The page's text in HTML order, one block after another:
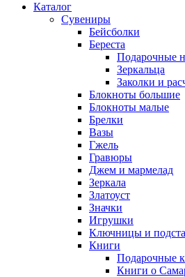
Каталог
Сувениры
Бейсболки
Береста
Подарочные
Зеркальца
Заколки и
Блокноты большие
Блокноты малые
Брелки
Вазы
Гжель
Гравюры
Джем и мармелад
Зеркала
Златоуст
Значки
Игрушки
Ключницы и
Книги
Подарочные
Книги о